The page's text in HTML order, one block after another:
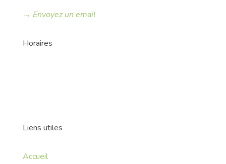
→ Envoyez un email
Horaires
Liens utiles
Accueil